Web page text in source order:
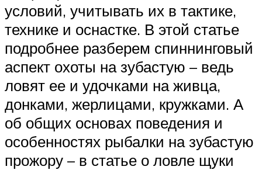
условий, учитывать их в тактике,
технике и оснастке. В этой статье
подробнее разберем спиннинговый
аспект охоты на зубастую – ведь
ловят ее и удочками на живца,
донками, жерлицами, кружками. А
об общих основах поведения и
особенностях рыбалки на зубастую
прожору – в статье о ловле щуки